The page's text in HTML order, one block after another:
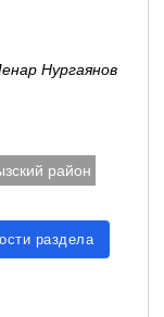
Нургаянов
район
раздела